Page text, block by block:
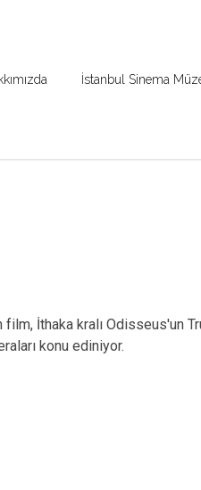
İstanbul Sinema
İthaka kralı Odisseus'un
konu ediniyor.